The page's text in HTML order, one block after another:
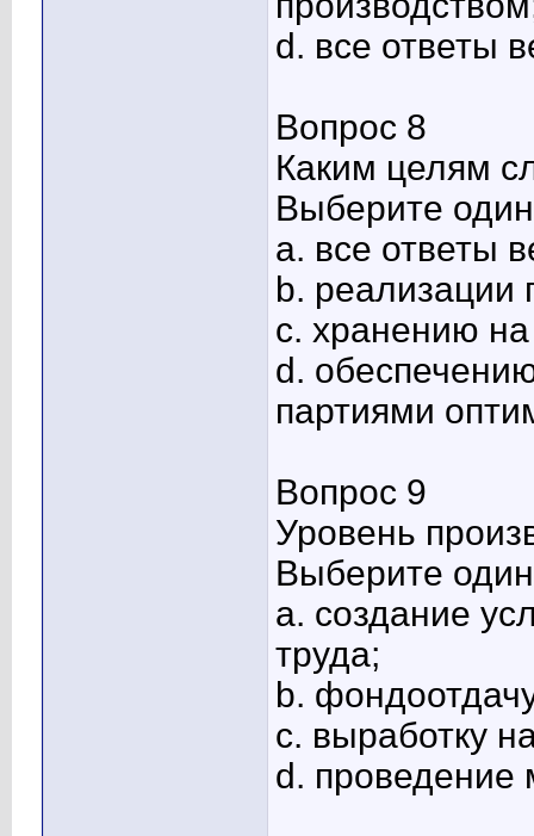
d. все ответы
Вопрос 8
Каким целям
Выберите
a. все ответы
b.
c. хранению на
d.
партиями
Вопрос 9
Уровень
Выберите
a. создание
труда;
b.
c. выработку
d. проведение